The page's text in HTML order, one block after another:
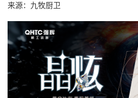
来源：九牧厨卫